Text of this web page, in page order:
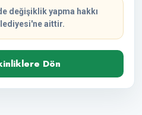
değişiklik yapma hakkı
aittir.
Dön